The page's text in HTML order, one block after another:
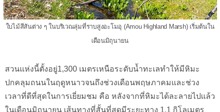
ใบไม้สีสันต่าง ๆ ในบริเวณลุ่มที่ราบสูงอะโมอุ (Amou Highland Marsh) เริ่มต้นใน
เดือนมิถุนายน
สวนแห่งนี้ตั้งอยู่1,300 เมตรเหนือระดับน้ำทะเลทำให้มีหิมะ
ปกคลุมถนนในฤดูหนาวจนถึงช่วงเดือนพฤษภาคมและช่วง
เวลาที่ดีที่สุดในการเยี่ยมชม คือ หลังจากที่หิมะได้ละลายไปแล้ว
ในเดือนมิถุนายน เส้นทางที่สั้นที่สุดมีระยะทาง 1.1 กิโลเมตร